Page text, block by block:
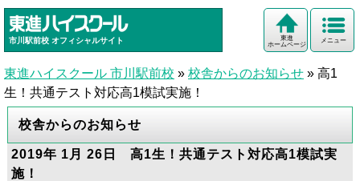
市川駅前校 オフィシャルサイト メニュー
東進
ホームページ
東進ハイスクール 市川駅前校 » 校舎からのお知らせ » 高1
生！共通テスト対応高1模試実施！
校舎からのお知らせ
2019年 1月 26日 高1生！共通テスト対応高1模試実
施！